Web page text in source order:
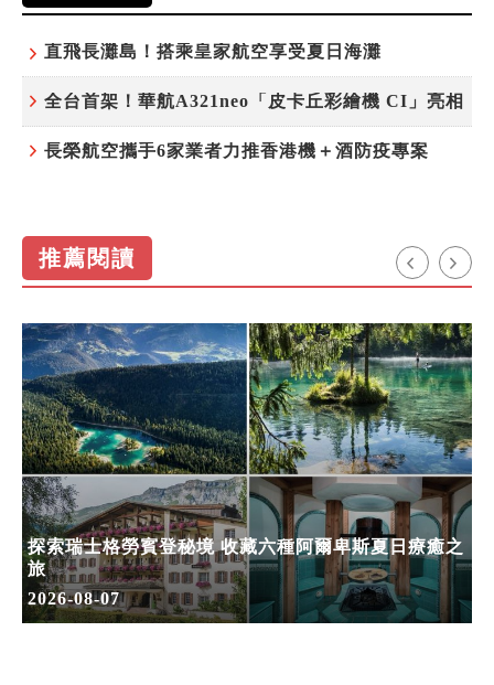
直飛長灘島！搭乘皇家航空享受夏日海灘
全台首架！華航A321neo「皮卡丘彩繪機 CI」亮相
長榮航空攜手6家業者力推香港機＋酒防疫專案
推薦閱讀
探索瑞士格勞賓登秘境 收藏六種阿爾卑斯夏日療癒之
旅
2026-08-07